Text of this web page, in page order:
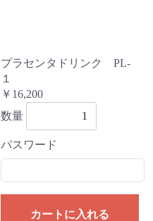
プラセンタドリンク PL-
１
￥16,200
数量
パスワード
カートに入れる